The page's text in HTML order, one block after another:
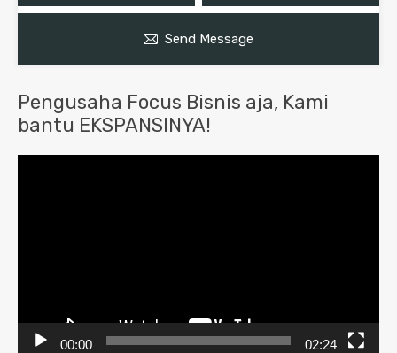
Send Message
Pengusaha Focus Bisnis aja, Kami
bantu EKSPANSINYA!
00:00 02:24